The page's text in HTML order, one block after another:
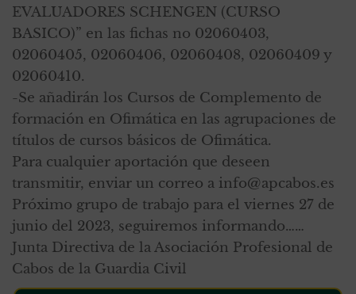
EVALUADORES SCHENGEN (CURSO
BASICO)” en las fichas no 02060403,
02060405, 02060406, 02060408, 02060409 y
02060410.
-Se añadirán los Cursos de Complemento de
formación en Ofimática en las agrupaciones de
títulos de cursos básicos de Ofimática.
Para cualquier aportación que deseen
transmitir, enviar un correo a info@apcabos.es
Próximo grupo de trabajo para el viernes 27 de
junio del 2023, seguiremos informando……
Junta Directiva de la Asociación Profesional de
Cabos de la Guardia Civil